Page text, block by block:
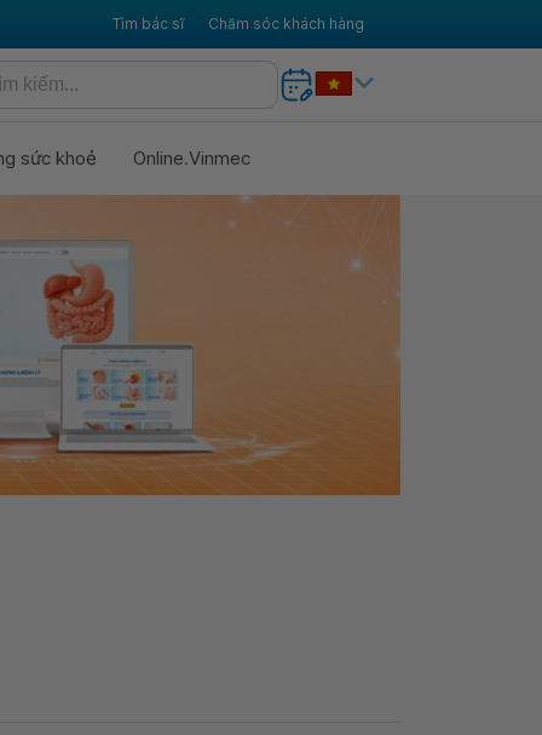
Tìm bác sĩ Chăm sóc khách hàng
sức khoẻ Online.Vinmec